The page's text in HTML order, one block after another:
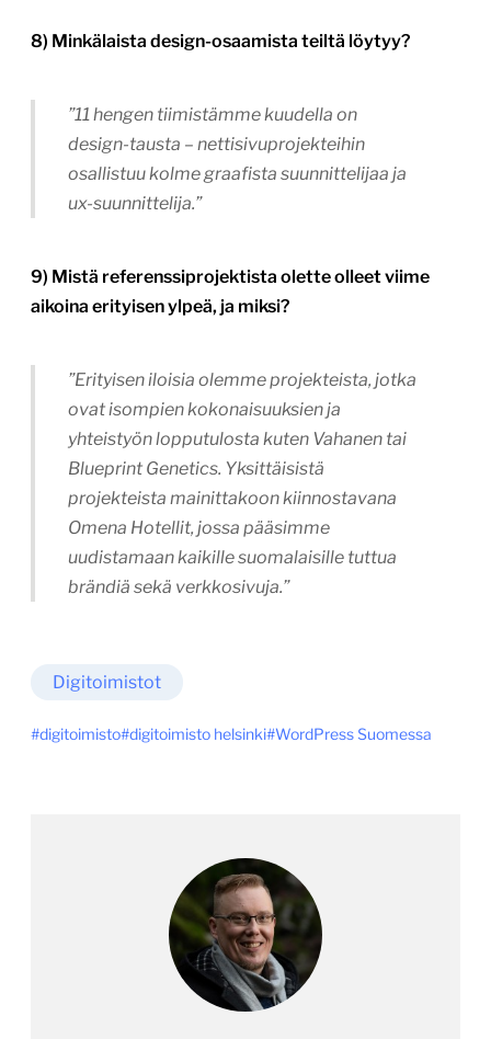
8) Minkälaista design-osaamista teiltä löytyy?
”11 hengen tiimistämme kuudella on
design-tausta – nettisivuprojekteihin
osallistuu kolme graafista suunnittelijaa ja
ux-suunnittelija.”
9) Mistä referenssiprojektista olette olleet viime
aikoina erityisen ylpeä, ja miksi?
”Erityisen iloisia olemme projekteista, jotka
ovat isompien kokonaisuuksien ja
yhteistyön lopputulosta kuten Vahanen tai
Blueprint Genetics. Yksittäisistä
projekteista mainittakoon kiinnostavana
Omena Hotellit, jossa pääsimme
uudistamaan kaikille suomalaisille tuttua
brändiä sekä verkkosivuja.”
Digitoimistot
digitoimisto digitoimisto helsinki WordPress Suomessa